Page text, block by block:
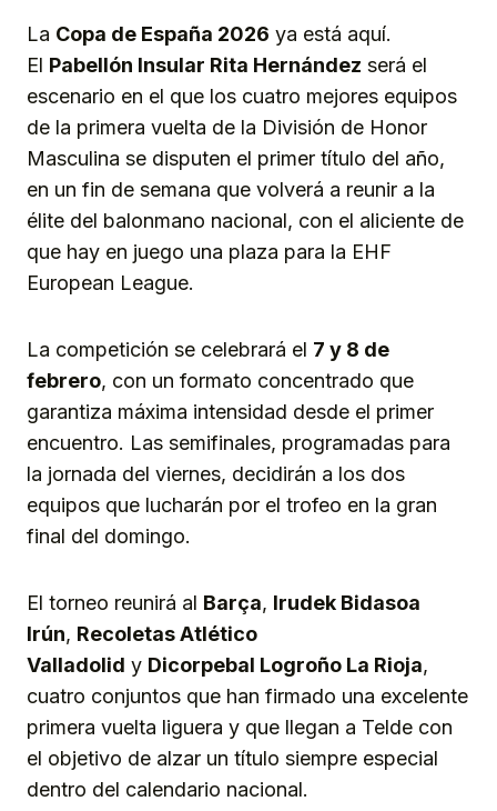
La Copa de España 2026 ya está aquí.
El Pabellón Insular Rita Hernández será el
escenario en el que los cuatro mejores equipos
de la primera vuelta de la División de Honor
Masculina se disputen el primer título del año,
en un fin de semana que volverá a reunir a la
élite del balonmano nacional, con el aliciente de
que hay en juego una plaza para la EHF
European League.
La competición se celebrará el 7 y 8 de
febrero, con un formato concentrado que
garantiza máxima intensidad desde el primer
encuentro. Las semifinales, programadas para
la jornada del viernes, decidirán a los dos
equipos que lucharán por el trofeo en la gran
final del domingo.
El torneo reunirá al Barça, Irudek Bidasoa
Irún, Recoletas Atlético
Valladolid y Dicorpebal Logroño La Rioja,
cuatro conjuntos que han firmado una excelente
primera vuelta liguera y que llegan a Telde con
el objetivo de alzar un título siempre especial
dentro del calendario nacional.